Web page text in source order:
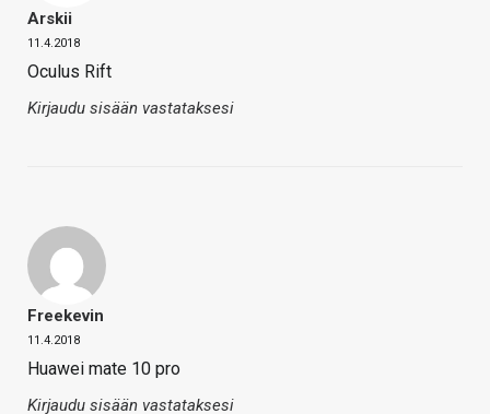
Arskii
11.4.2018
Oculus Rift
Kirjaudu sisään vastataksesi
Freekevin
11.4.2018
Huawei mate 10 pro
Kirjaudu sisään vastataksesi